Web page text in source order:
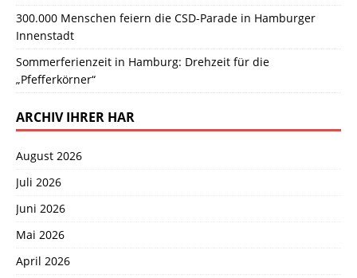
300.000 Menschen feiern die CSD-Parade in Hamburger
Innenstadt
Sommerferienzeit in Hamburg: Drehzeit für die
„Pfefferkörner“
ARCHIV IHRER HAR
August 2026
Juli 2026
Juni 2026
Mai 2026
April 2026